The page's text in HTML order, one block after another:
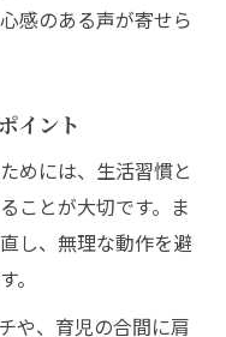
感のある声が寄せら
イント
めには、生活習慣と
ことが大切です。ま
し、無理な動作を避
。
や、育児の合間に肩